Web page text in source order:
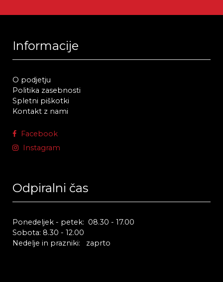
Informacije
O podjetju
Politika zasebnosti
Spletni piškotki
Kontakt z nami
Facebook
Instagram
Odpiralni čas
Ponedeljek - petek: 08.30 - 17.00
Sobota: 8.30 - 12.00
Nedelje in prazniki: zaprto